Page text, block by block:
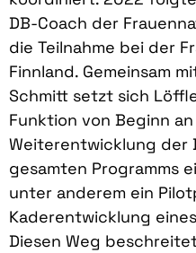
DB-Coach der
die Teilnahme bei der
Finnland. Gemeinsam
Schmitt setzt sich
Funktion von Beginn
Weiterentwicklung der
gesamten Programms
unter anderem ein
Kaderentwicklung
Diesen Weg